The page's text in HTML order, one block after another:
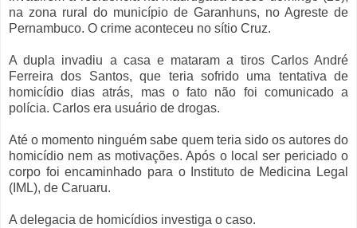
na zona rural do município de Garanhuns, no Agreste de
Pernambuco. O crime aconteceu no sítio Cruz.
A dupla invadiu a casa e mataram a tiros Carlos André
Ferreira dos Santos, que teria sofrido uma tentativa de
homicídio dias atrás, mas o fato não foi comunicado a
polícia. Carlos era usuário de drogas.
Até o momento ninguém sabe quem teria sido os autores do
homicídio nem as motivações. Após o local ser periciado o
corpo foi encaminhado para o Instituto de Medicina Legal
(IML), de Caruaru.
A delegacia de homicídios investiga o caso.